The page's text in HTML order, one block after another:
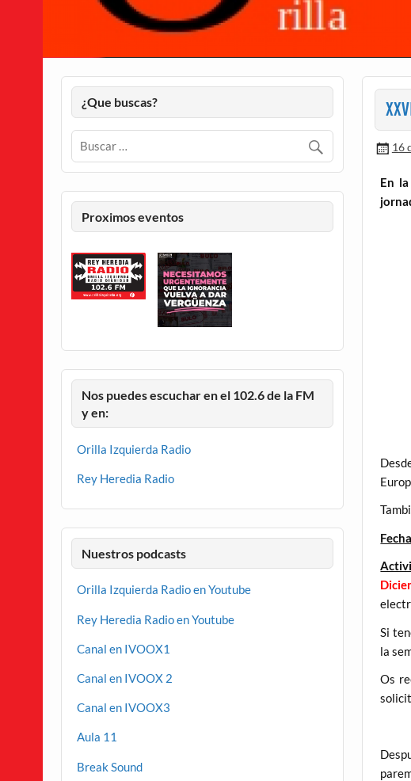
16
En
Si
la
Os
¿Que buscas?
Proximos eventos
Nos puedes escuchar en el 102.6 de la FM
y en:
Orilla Izquierda Radio
Rey Heredia Radio
Nuestros podcasts
Orilla Izquierda Radio en Youtube
Rey Heredia Radio en Youtube
Canal en IVOOX1
Canal en IVOOX 2
Canal en IVOOX3
Aula 11
Break Sound